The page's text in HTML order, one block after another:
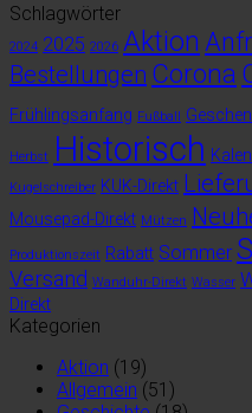
Schlagwörter
2024 2025 2026 Aktion
Bestellungen Corona
Frühlingsanfang Fußball
Herbst Historisch
Kugelschreiber KUK-Direkt
Mousepad-Direkt Mützen
Produktionszeit Rabatt Sommer
Versand Wanduhr-Direkt Wasser
Direkt
Kategorien
Aktion (19)
Allgemein (51)